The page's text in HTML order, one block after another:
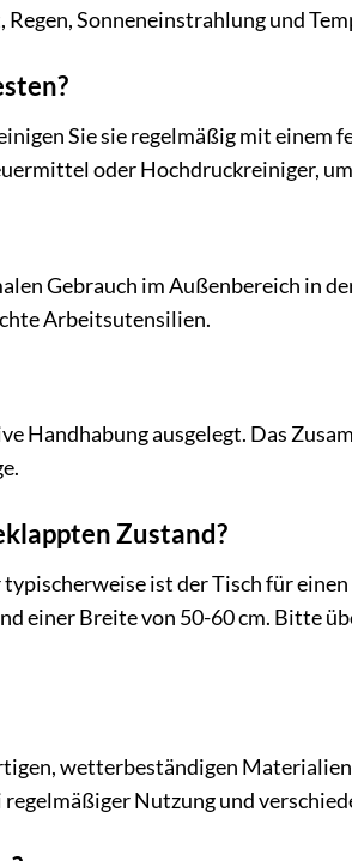
Sonneneinstrahlung und
Sie sie regelmäßig mit einem
oder Hochdruckreiniger,
Gebrauch im Außenbereich in
Arbeitsutensilien.
Handhabung ausgelegt. Das
Zustand?
ist der Tisch für
einer Breite von 50-60 cm. Bitte
wetterbeständigen
Nutzung und